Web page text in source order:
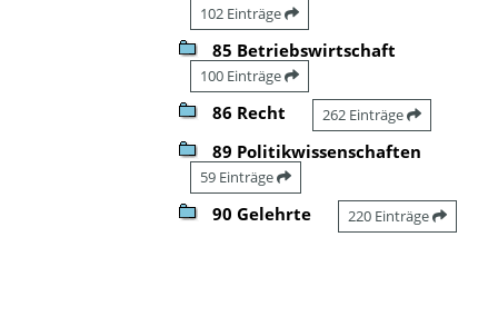
102 Einträge
85 Betriebswirtschaft
100 Einträge
86 Recht 262 Einträge
89 Politikwissenschaften
59 Einträge
90 Gelehrte 220 Einträge